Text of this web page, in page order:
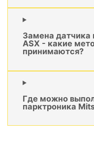
Замена датчика
ASX - какие
принимаются?
Где можно
парктроника